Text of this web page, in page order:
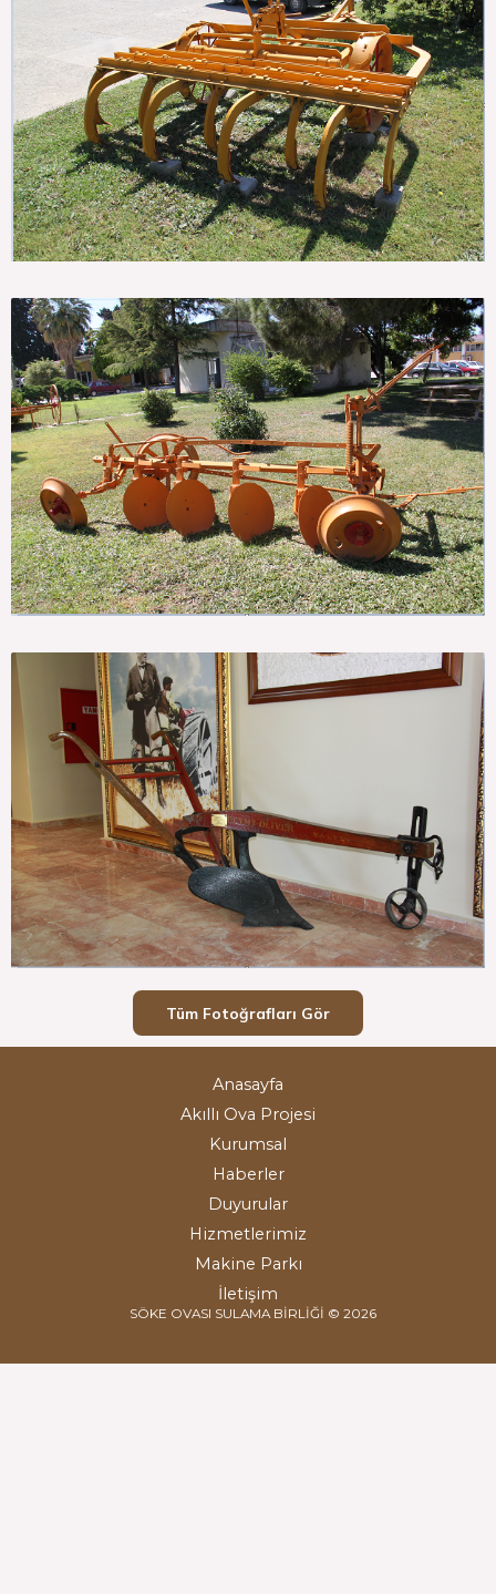
Tüm Fotoğrafları Gör
Anasayfa
Akıllı Ova Projesi
Kurumsal
Haberler
Duyurular
Hizmetlerimiz
Makine Parkı
İletişim
SÖKE OVASI SULAMA BİRLİĞİ © 2026